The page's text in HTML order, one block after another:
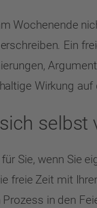
Wochenende
Ein
Wirkung
Sie, wenn Sie
freie Zeit mit
in den